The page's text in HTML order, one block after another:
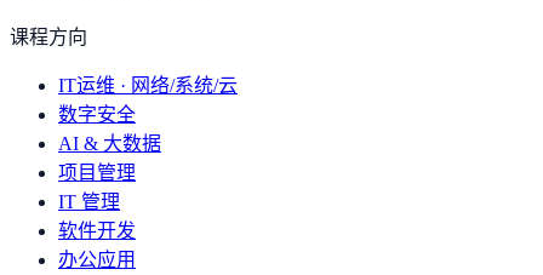
课程方向
IT运维 · 网络/系统/云
数字安全
AI & 大数据
项目管理
IT 管理
软件开发
办公应用